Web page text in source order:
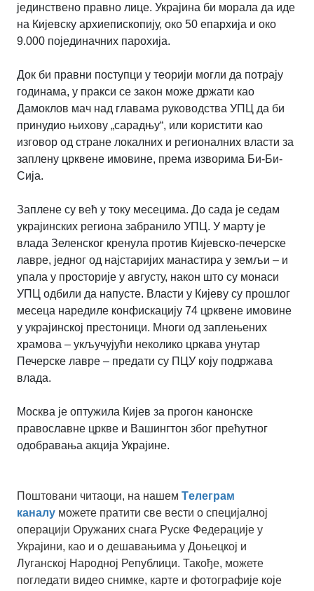
јединствено правно лице. Украјина би морала да иде
на Кијевску архиепископију, око 50 епархија и око
9.000 појединачних парохија.
Док би правни поступци у теорији могли да потрају
годинама, у пракси се закон може држати као
Дамоклов мач над главама руководства УПЦ да би
принудио њихову „сарадњу“, или користити као
изговор од стране локалних и регионалних власти за
заплену црквене имовине, према изворима Би-Би-
Сија.
Заплене су већ у току месецима. До сада је седам
украјинских региона забранило УПЦ. У марту је
влада Зеленског кренула против Кијевско-печерске
лавре, једног од најстаријих манастира у земљи – и
упала у просторије у августу, након што су монаси
УПЦ одбили да напусте. Власти у Кијеву су прошлог
месеца наредиле конфискацију 74 црквене имовине
у украјинској престоници. Многи од заплењених
храмова – укључујући неколико цркава унутар
Печерске лавре – предати су ПЦУ коју подржава
влада.
Москва је оптужила Кијев за прогон канонске
православне цркве и Вашингтон због прећутног
одобравања акција Украјине.
Поштовани читаоци, на нашем Tелеграм
каналу можете пратити све вести о специјалној
операцији Оружаних снага Руске Федерације у
Украјини, као и о дешавањима у Доњецкој и
Луганској Народној Републици. Такође, можете
погледати видео снимке, карте и фотографије које